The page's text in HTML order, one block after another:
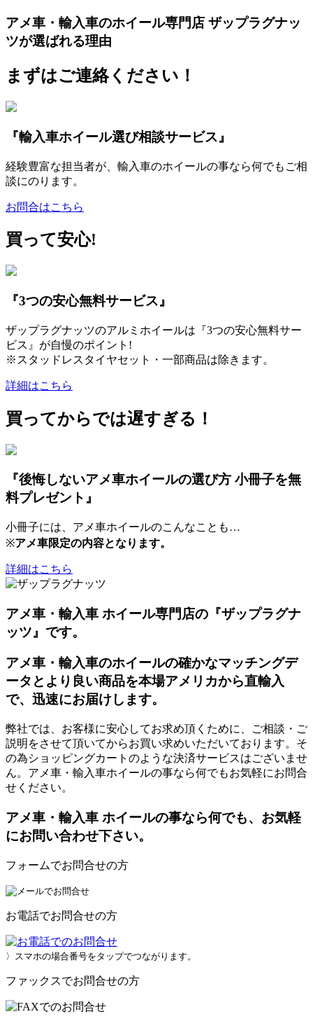
アメ車・輸入車のホイール専門店 ザップラグナッ
ツが選ばれる理由
まずはご連絡ください！
『輸入車ホイール選び相談サービス』
経験豊富な担当者が、輸入車のホイールの事なら何でもご相
談にのります。
お問合はこちら
買って安心!
『3つの安心無料サービス』
ザップラグナッツのアルミホイールは『3つの安心無料サー
ビス』が自慢のポイント!
※スタッドレスタイヤセット・一部商品は除きます。
詳細はこちら
買ってからでは遅すぎる！
『後悔しないアメ車ホイールの選び方 小冊子を無
料プレゼント』
小冊子には、アメ車ホイールのこんなことも…
※アメ車限定の内容となります。
詳細はこちら
アメ車・輸入車 ホイール専門店の『ザップラグナ
ッツ』です。
アメ車・輸入車のホイールの確かなマッチングデ
ータとより良い商品を本場アメリカから直輸入
で、迅速にお届けします。
弊社では、お客様に安心してお求め頂くために、ご相談・ご
説明をさせて頂いてからお買い求めいただいております。そ
の為ショッピングカートのような決済サービスはございませ
ん。アメ車・輸入車ホイールの事なら何でもお気軽にお問合
せください。
アメ車・輸入車 ホイールの事なら何でも、お気軽
にお問い合わせ下さい。
フォームでお問合せの方
お電話でお問合せの方
〉スマホの場合番号をタップでつながります。
ファックスでお問合せの方